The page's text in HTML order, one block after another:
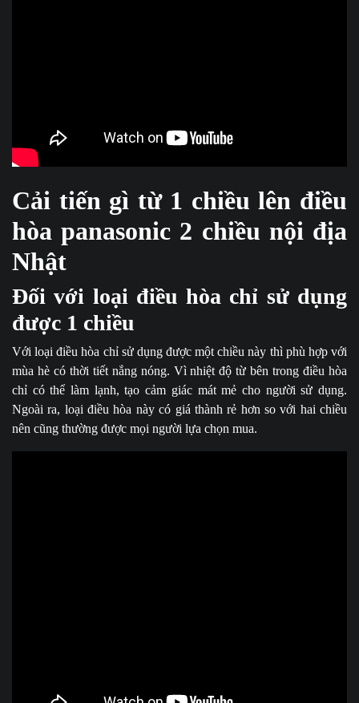
Cải tiến gì từ 1 chiều lên điều
hòa panasonic 2 chiều nội địa
Nhật
Đối với loại điều hòa chỉ sử dụng
được 1 chiều
Với loại điều hòa chỉ sử dụng được một chiều này thì phù hợp với
mùa hè có thời tiết nắng nóng. Vì nhiệt độ từ bên trong điều hòa
chỉ có thể làm lạnh, tạo cảm giác mát mẻ cho người sử dụng.
Ngoài ra, loại điều hòa này có giá thành rẻ hơn so với hai chiều
nên cũng thường được mọi người lựa chọn mua.